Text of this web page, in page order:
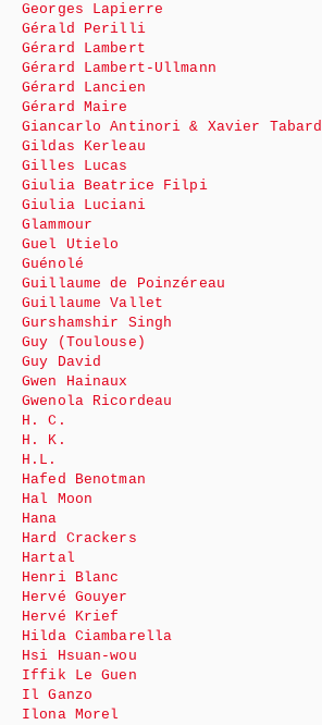
Georges Lapierre
Gérald Perilli
Gérard Lambert
Gérard Lambert-Ullmann
Gérard Lancien
Gérard Maire
Giancarlo Antinori & Xavier Tabard
Gildas Kerleau
Gilles Lucas
Giulia Beatrice Filpi
Giulia Luciani
Glammour
Guel Utielo
Guénolé
Guillaume de Poinzéreau
Guillaume Vallet
Gurshamshir Singh
Guy (Toulouse)
Guy David
Gwen Hainaux
Gwenola Ricordeau
H. C.
H. K.
H.L.
Hafed Benotman
Hal Moon
Hana
Hard Crackers
Hartal
Henri Blanc
Hervé Gouyer
Hervé Krief
Hilda Ciambarella
Hsi Hsuan-wou
Iffik Le Guen
Il Ganzo
Ilona Morel